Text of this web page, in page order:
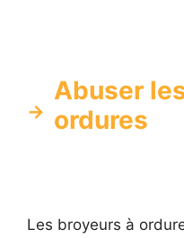
Abuser
ordures
Les broyeurs à